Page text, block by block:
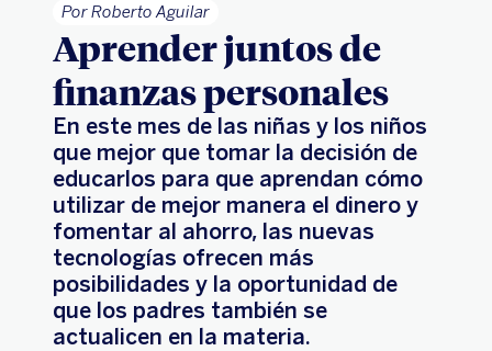
Por Roberto Aguilar
Aprender juntos de
finanzas personales
En este mes de las niñas y los niños
que mejor que tomar la decisión de
educarlos para que aprendan cómo
utilizar de mejor manera el dinero y
fomentar al ahorro, las nuevas
tecnologías ofrecen más
posibilidades y la oportunidad de
que los padres también se
actualicen en la materia.